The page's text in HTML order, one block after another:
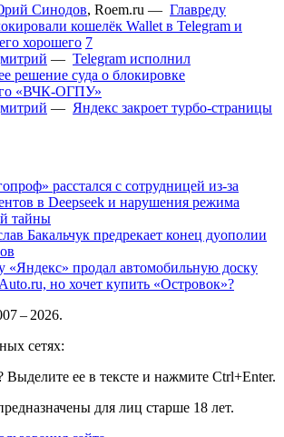
Синодов, Roem.ru — Главреду
кошелёк Wallet в Telegram и
хорошего 7
— Telegram исполнил
решение суда о блокировке
«ВЧК-ОГПУ»
— Яндекс закроет турбо-страницы
расстался с сотрудницей из-за
в Deepseek и нарушения режима
тайны
Бакальчук предрекает конец дуополии
«Яндекс» продал автомобильную доску
но хочет купить «Островок»?
– 2026.
сетях:
Выделите ее в тексте и нажмите Ctrl+Enter.
для лиц старше 18 лет.